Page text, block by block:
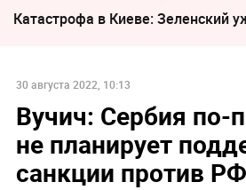
Катастрофа в Киеве: Зеленский
30 августа 2022, 10:13
Вучич: Сербия по-
не планирует
санкции против РФ